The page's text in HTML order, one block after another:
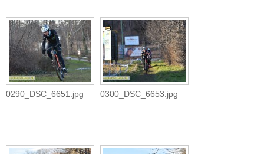
0290_DSC_6651.jpg 0300_DSC_6653.jpg